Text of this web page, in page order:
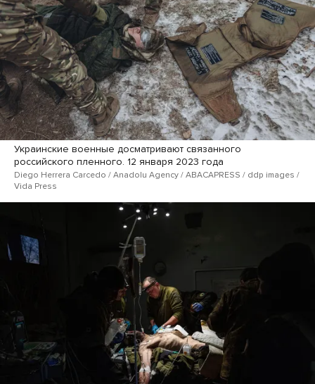
Украинские военные досматривают связанного
российского пленного. 12 января 2023 года
D​iego Herrera Carcedo / Anadolu Agency / ABACAPRESS / ddp images /
Vida Press